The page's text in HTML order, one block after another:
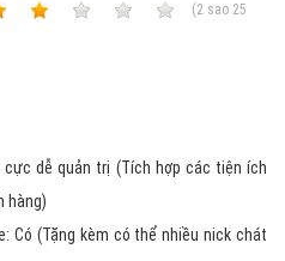
(2 sao 25
dễ quản trị (Tích hợp các tiện ích
hàng)
Có (Tặng kèm có thể nhiều nick chát